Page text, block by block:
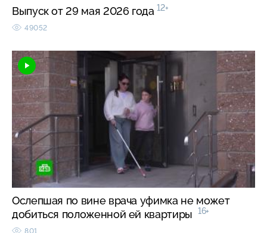
Выпуск от 29 мая 2026 года 12+
49052
Ослепшая по вине врача уфимка не может
добиться положенной ей квартиры
16+
801